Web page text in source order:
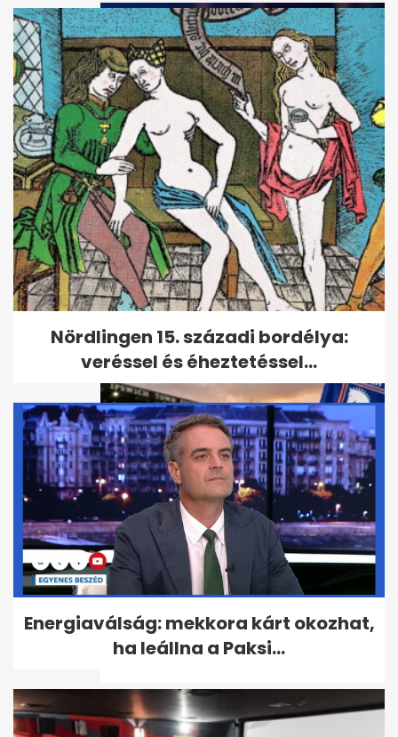
Vitézy: 65 ezres jegyeladás
Balázs DJ-szettjére, mint
Puskás...
Udonis Haslem részesedést
vett az Ipswich Townban,
Premier...
Nördlingen 15. századi bordélya:
veréssel és éheztetéssel...
Energiaválság: mekkora kárt okozhat,
ha leállna a Paksi...